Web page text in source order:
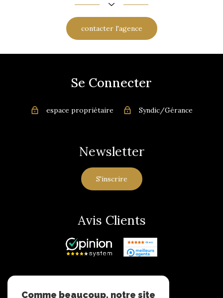
contacter l'agence
Se Connecter
espace propriétaire Syndic/Gérance
Newsletter
S'inscrire
Avis Clients
Adhérents
Comme beaucoup, notre site